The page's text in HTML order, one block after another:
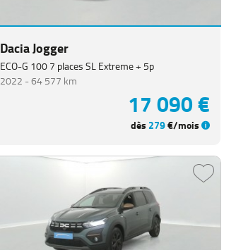
Dacia Jogger
ECO-G 100 7 places SL Extreme + 5p
2022 -64 577 km
17 090 €
dès 279€/mois